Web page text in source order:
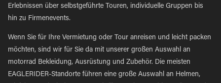
Erlebnissen über selbstgeführte Touren, individuelle Gruppen bis
hin zu Firmenevents.
Wenn Sie für Ihre Vermietung oder Tour anreisen und leicht packen
möchten, sind wir für Sie da mit unserer großen Auswahl an
motorrad Bekleidung, Ausrüstung und Zubehör. Die meisten
EAGLERIDER-Standorte führen eine große Auswahl an Helmen,